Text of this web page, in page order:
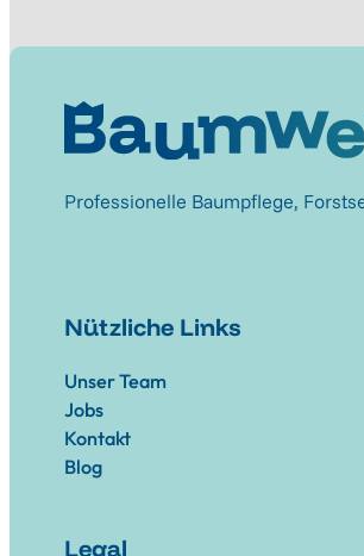
Professionelle Baumpflege,
Nützliche Links
Unser Team
Jobs
Kontakt
Blog
Legal